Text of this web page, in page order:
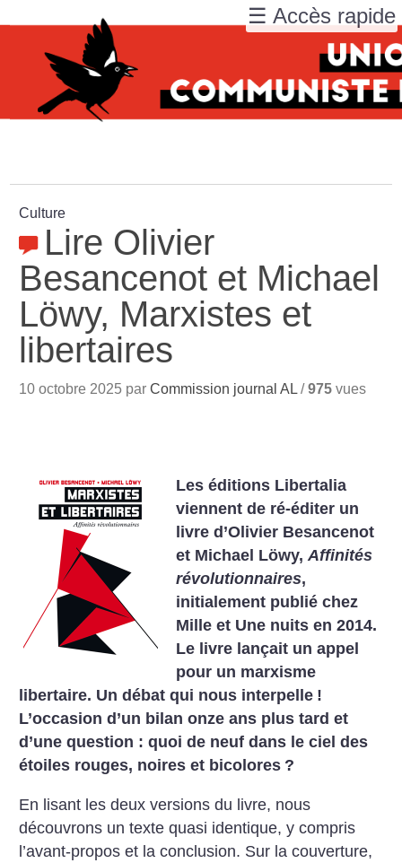
Culture
Lire Olivier
Besancenot et Michael
Löwy, Marxistes et
libertaires
10 octobre 2025 parCommission journal AL /975 vues
Les éditions Libertalia
viennent de ré-éditer un
livre d’Olivier Besancenot
et Michael Löwy,Affinités
révolutionnaires,
initialement publié chez
Mille et Une nuits en 2014.
Le livre lançait un appel
pour un marxisme
libertaire. Un débat qui nous interpelle !
L’occasion d’un bilan onze ans plus tard et
d’une question : quoi de neuf dans le ciel des
étoiles rouges, noires et bicolores ?
En lisant les deux versions du livre, nous
découvrons un texte quasi identique, y compris
l’avant-propos et la conclusion. Sur la couverture,
☰ Accès rapide